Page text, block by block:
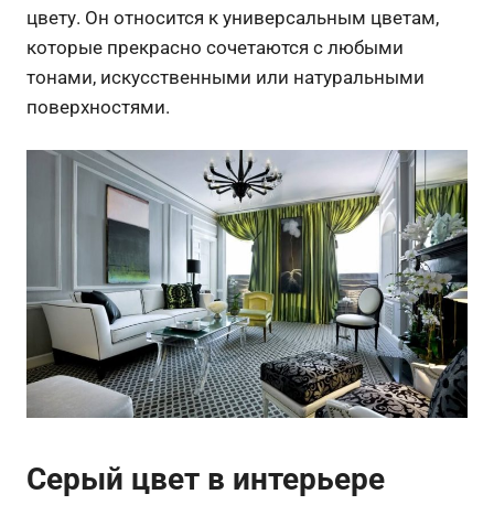
цвету. Он относится к универсальным цветам,
которые прекрасно сочетаются с любыми
тонами, искусственными или натуральными
поверхностями.
Серый цвет в интерьере